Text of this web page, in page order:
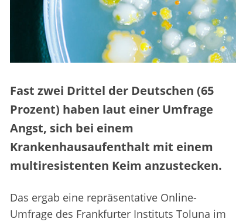
Fast zwei Drittel der Deutschen (65
Prozent) haben laut einer Umfrage
Angst, sich bei einem
Krankenhausaufenthalt mit einem
multiresistenten Keim anzustecken.
Das ergab eine repräsentative Online-
Umfrage des Frankfurter Instituts Toluna im